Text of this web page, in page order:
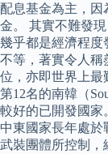
配息基金為主，因
金。 其實不難發
幾乎都是經濟程度
不等，著實令人稱
位，亦即世界上最
第12名的南韓（
較好的已開發國家
中東國家長年處
武裝團體所控制，